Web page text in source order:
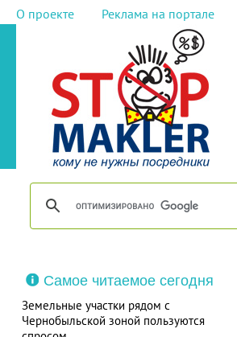
О проекте Реклама на портале
Самое читаемое сегодня
Земельные участки рядом с
Чернобыльской зоной пользуются